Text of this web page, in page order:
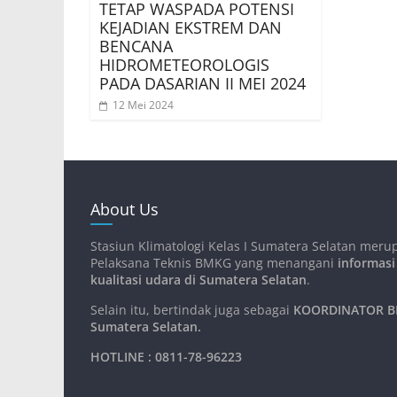
TETAP WASPADA POTENSI
KEJADIAN EKSTREM DAN
BENCANA
HIDROMETEOROLOGIS
PADA DASARIAN II MEI 2024
12 Mei 2024
About Us
Stasiun Klimatologi Kelas I Sumatera Selatan
Pelaksana Teknis BMKG yang menangani
kualitasi udara di Sumatera Selatan.
Selain itu, bertindak juga sebagai KOORDINATOR
Sumatera Selatan.
HOTLINE : 0811-78-96223